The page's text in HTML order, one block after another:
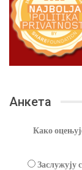
Анкета
Како
Заслужују